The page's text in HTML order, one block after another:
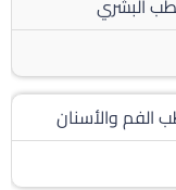
الفم والأسنان